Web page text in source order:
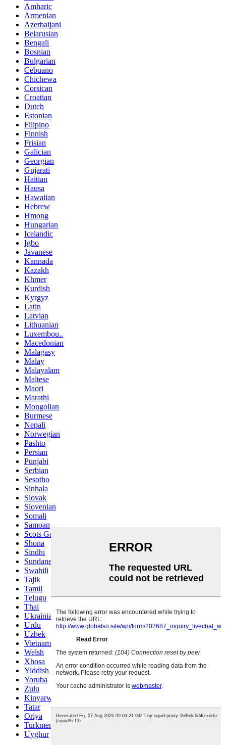
Amharic
Armenian
Azerbaijani
Belarusian
Bengali
Bosnian
Bulgarian
Cebuano
Chichewa
Corsican
Croatian
Dutch
Estonian
Filipino
Finnish
Frisian
Galician
Georgian
Gujarati
Haitian
Hausa
Hawaiian
Hebrew
Hmong
Hungarian
Icelandic
Igbo
Javanese
Kannada
Kazakh
Khmer
Kurdish
Kyrgyz
Latin
Latvian
Lithuanian
Luxembou..
Macedonian
Malagasy
Malay
Malayalam
Maltese
Maori
Marathi
Mongolian
Burmese
Nepali
Norwegian
Pashto
Persian
Punjabi
Serbian
Sesotho
Sinhala
Slovak
Slovenian
Somali
Samoan
Scots Gaelic
Shona
Sindhi
Sundanese
Swahili
Tajik
Tamil
Telugu
Thai
Ukrainian
Urdu
Uzbek
Vietnamese
Welsh
Xhosa
Yiddish
Yoruba
Zulu
Kinyarwanda
Tatar
Oriya
Turkmen
Uyghur